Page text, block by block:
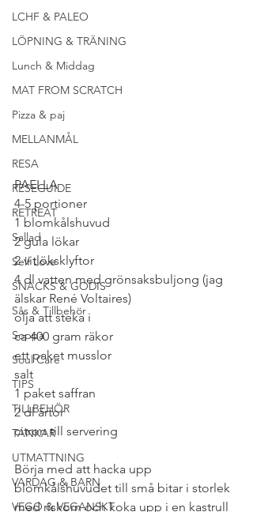
LCHF & PALEO
LÖPNING & TRÄNING
Lunch & Middag
MAT FROM SCRATCH
Pizza & paj
MELLANMÅL
RESA
RESEGUIDE
RETREAT
Sallad
Self Love
SNACKS & GODIS
Sås & Tillbehör
Soppa
Soul Care
TIPS
TILLBEHÖR
TANKAR
UTMATTNING
VARDAG & BARN
VEGO & VEGANSKT
PAELLA
4-5 portioner
1 blomkålshuvud
2 gula lökar
2 vitlöksklyftor
4 dl vatten med grönsaksbuljong (jag
älskar René Voltaires)
olja att steka i
ca 400 gram räkor
ett paket musslor
salt
1 paket saffran
2 dl ärtor
citron till servering
Börja med att hacka upp
blomkålshuvudet till små bitar i storlek
med riskorn och koka upp i en kastrull